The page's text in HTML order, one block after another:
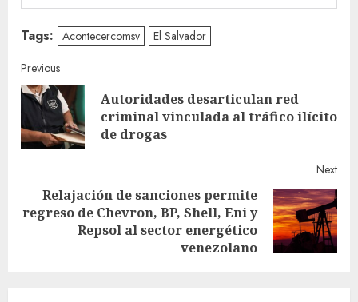
Tags: Acontecercomsv El Salvador
Continue
Reading
Previous
Autoridades desarticulan red
criminal vinculada al tráfico ilícito
de drogas
Next
Next
Relajación de sanciones permite
regreso de Chevron, BP, Shell, Eni y
Repsol al sector energético
venezolano